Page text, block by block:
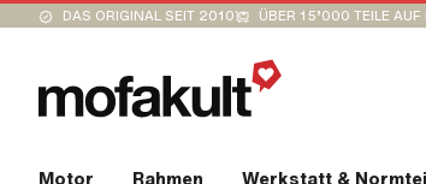
DAS ORIGINAL SEIT 2010 ÜBER 15’000 TEILE AUF
Motor Rahmen Werkstatt &